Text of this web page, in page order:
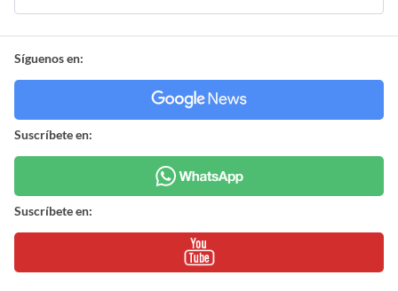
Síguenos en:
Suscríbete en:
Suscríbete en: